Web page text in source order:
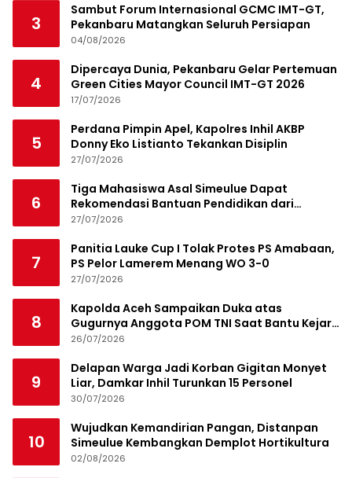
3
Sambut Forum Internasional GCMC IMT-GT,
Pekanbaru Matangkan Seluruh Persiapan
04/08/2026
4
Dipercaya Dunia, Pekanbaru Gelar Pertemuan
Green Cities Mayor Council IMT-GT 2026
17/07/2026
5
Perdana Pimpin Apel, Kapolres Inhil AKBP
Donny Eko Listianto Tekankan Disiplin
27/07/2026
6
Tiga Mahasiswa Asal Simeulue Dapat
Rekomendasi Bantuan Pendidikan dari
Jamaluddin Idham
27/07/2026
7
Panitia Lauke Cup I Tolak Protes PS Amabaan,
PS Pelor Lamerem Menang WO 3-0
27/07/2026
8
Kapolda Aceh Sampaikan Duka atas
Gugurnya Anggota POM TNI Saat Bantu Kejar
Bandar Narkoba
26/07/2026
9
Delapan Warga Jadi Korban Gigitan Monyet
Liar, Damkar Inhil Turunkan 15 Personel
30/07/2026
10
Wujudkan Kemandirian Pangan, Distanpan
Simeulue Kembangkan Demplot Hortikultura
02/08/2026